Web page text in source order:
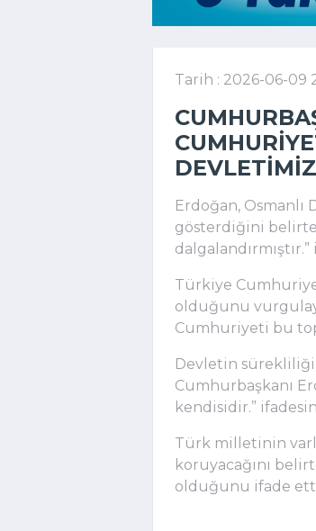
Tarih : 2026-06-09
Erdoğan,
gösterdiğini
Türkiye
olduğunu
Cumhuriyeti bu
Devletin
Cumhurbaşkanı
kendisidir.”
Türk milletinin
koruyacağını
olduğunu ifade